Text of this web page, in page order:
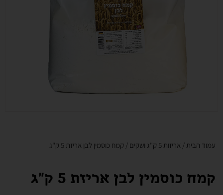
עמוד הבית / אריזות 5 ק"ג ושקים / קמח כוסמין לבן אריזת 5 ק"ג
קמח כוסמין לבן אריזת 5 ק"ג